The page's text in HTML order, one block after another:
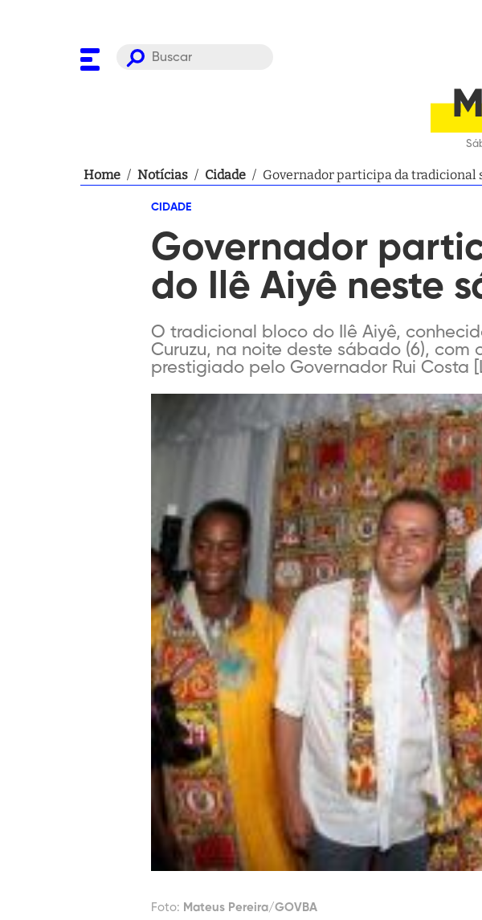
Home / Notícias / Cidade / Governador participa da tradicional
CIDADE
Governador
do Ilê Aiyê neste
O tradicional bloco do Ilê Aiyê,
Curuzu, na noite deste sábado (6), com
prestigiado pelo Governador Rui Costa
Foto: Mateus Pereira/GOVBA